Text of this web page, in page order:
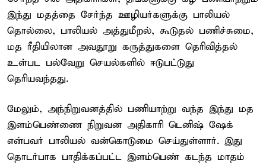
இந்து மதத்தை சேர்ந்த ஊழியர்களுக்கு பாலியல்
தொல்லை, பாலியல் அத்துமீறல், கூடுதல் பணிச்சுமை,
மத ரீதியிலான அவதூறு கருத்துகளை தெரிவித்தல்
உள்பட பல்வேறு செயல்களில் ஈடுபட்டுது
தெரியவந்தது.
மேலும், அந்நிறுவனத்தில் பணியாற்று வந்த இந்து மத
இளம்பெண்ணை நிறுவன அதிகாரி டெனிஷ் ஷேக்
என்பவர் பாலியல் வன்கொடுமை செய்துள்ளார். இது
தொடர்பாக பாதிக்கப்பட்ட இளம்பெண் கடந்த மாதம்